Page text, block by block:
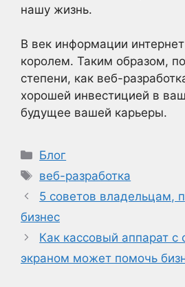
нашу жизнь.
В век информации
королем. Таким образом,
степени, как веб-
хорошей инвестицией в
будущее вашей карьеры.
Рубрики
Блог
Метки
веб-разработка
5 советов владельцам,
бизнес
Как кассовый аппарат с
экраном может помочь